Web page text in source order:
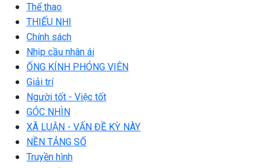
Thể thao
THIẾU NHI
Chính sách
Nhịp cầu nhân ái
ỐNG KÍNH PHÓNG VIÊN
Giải trí
Người tốt - Việc tốt
GÓC NHÌN
XÃ LUẬN - VẤN ĐỀ KỲ NÀY
NỀN TẢNG SỐ
Truyền hình